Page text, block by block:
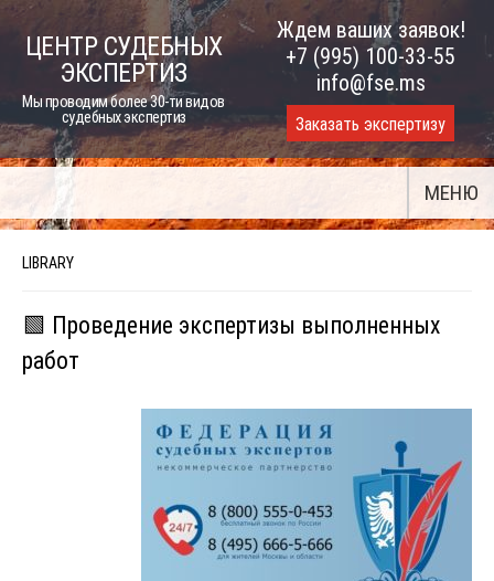
Skip
ЦЕНТР СУДЕБНЫХ
ЭКСПЕРТИЗ
Мы проводим более 30-ти видов
судебных экспертиз
Ждем ваших заявок!
+7 (995) 100-33-55
info@fse.ms
Заказать экспертизу
МЕНЮ
LIBRARY
🟩 Проведение экспертизы выполненных
работ